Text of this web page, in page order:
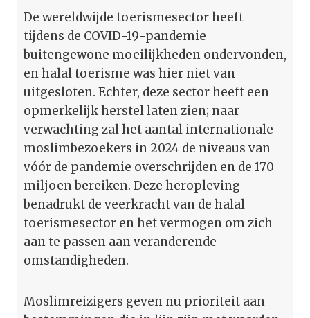
De wereldwijde toerismesector heeft
tijdens de COVID-19-pandemie
buitengewone moeilijkheden ondervonden,
en halal toerisme was hier niet van
uitgesloten. Echter, deze sector heeft een
opmerkelijk herstel laten zien; naar
verwachting zal het aantal internationale
moslimbezoekers in 2024 de niveaus van
vóór de pandemie overschrijden en de 170
miljoen bereiken. Deze heropleving
benadrukt de veerkracht van de halal
toerismesector en het vermogen om zich
aan te passen aan veranderende
omstandigheden.
Moslimreizigers geven nu prioriteit aan